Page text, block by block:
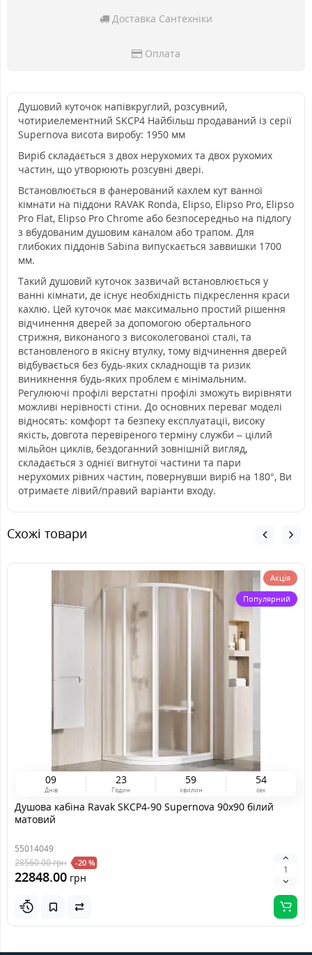
Доставка Сантехніки
Оплата
Душовий куточок напівкруглий, розсувний,
чотириелементний SKCP4 Найбільш продаваний із серії
Supernova висота виробу: 1950 мм
Виріб складається з двох нерухомих та двох рухомих
частин, що утворюють розсувні двері.
Встановлюється в фанерований кахлем кут ванної
кімнати на піддони RAVAK Ronda, Elipso, Elipso Pro, Elipso
Pro Flat, Elipso Pro Chrome або безпосередньо на підлогу
з вбудованим душовим каналом або трапом. Для
глибоких піддонів Sabina випускається заввишки 1700
мм.
Такий душовий куточок зазвичай встановлюється у
ванні кімнати, де існує необхідність підкреслення краси
кахлю. Цей куточок має максимально простий рішення
відчинення дверей за допомогою обертального
стрижня, виконаного з високолегованої сталі, та
встановленого в якісну втулку, тому відчинення дверей
відбувається без будь-яких складнощів та ризик
виникнення будь-яких проблем є мінімальним.
Регулюючі профілі верстатні профілі зможуть вирівняти
можливі нерівності стіни. До основних переваг моделі
відносять: комфорт та безпеку експлуатації, високу
якість, довгота перевіреного терміну служби – цілий
мільйон циклів, бездоганний зовнішній вигляд,
складається з однієї вигнутої частини та пари
нерухомих рівних частин, повернувши виріб на 180°, Ви
отримаєте лівий/правий варіанти входу.
Схожі товари
Акція
Популярний
09
Днів
23
Годин
59
хвилин
54
сек
Душова кабіна Ravak SKCP4-90 Supernova 90x90 білий
матовий
55014049
28560.00грн -20 %
22848.00 грн